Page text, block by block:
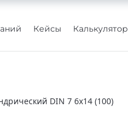
Кейсы Калькулятор
DIN 7 6х14 (100)